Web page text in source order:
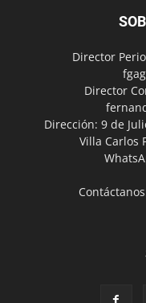
Director
Director
Dirección: 9 de
Villa Carlos